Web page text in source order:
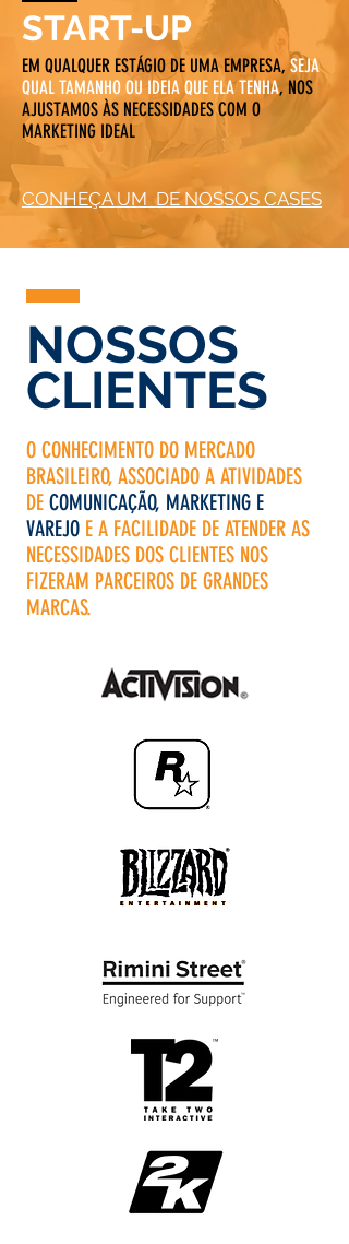
SQUARE-ENIX
LANÇAMENTO GAME
NOSSOS
CLIENTES
O CONHECIMENTO DO MERCADO
BRASILEIRO, ASSOCIADO A ATIVIDADES
DE COMUNICAÇÃO, MARKETING E
VAREJO E A FACILIDADE DE ATENDER AS
NECESSIDADES DOS CLIENTES NOS
FIZERAM PARCEIROS DE GRANDES
MARCAS.
START-UP
EM QUALQUER ESTÁGIO DE UMA EMPRESA,SEJA
QUAL TAMANHO OU IDEIA QUE ELA TENHA, NOS
AJUSTAMOS ÀS NECESSIDADES COM O
MARKETING IDEAL
CONHEÇA UM DE NOSSOS CASES